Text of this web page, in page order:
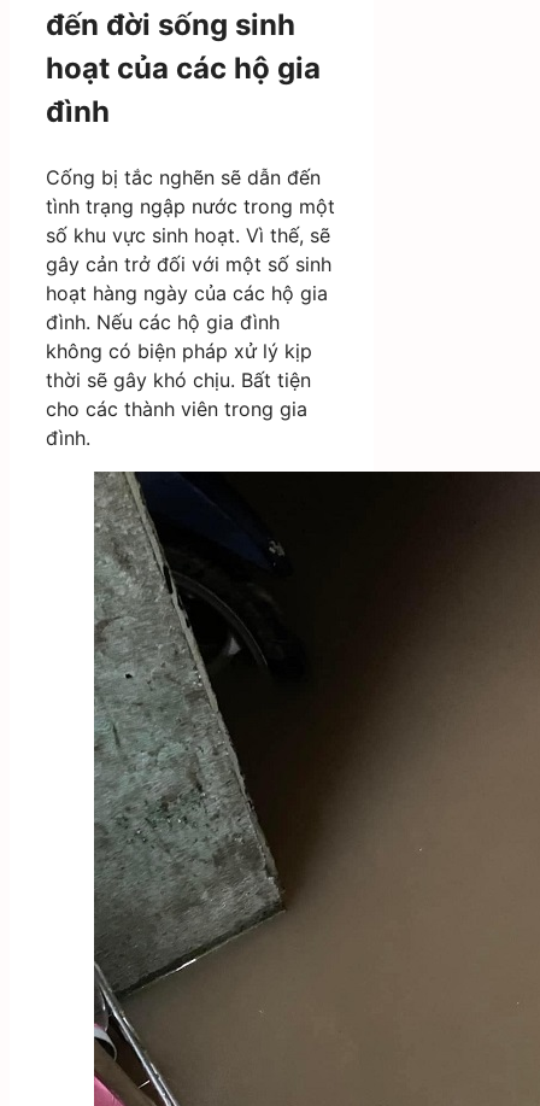
đến đời sống sinh
hoạt của các hộ gia
đình
Cống bị tắc nghẽn sẽ dẫn đến
tình trạng ngập nước trong một
số khu vực sinh hoạt. Vì thế, sẽ
gây cản trở đối với một số sinh
hoạt hàng ngày của các hộ gia
đình. Nếu các hộ gia đình
không có biện pháp xử lý kịp
thời sẽ gây khó chịu. Bất tiện
cho các thành viên trong gia
đình.